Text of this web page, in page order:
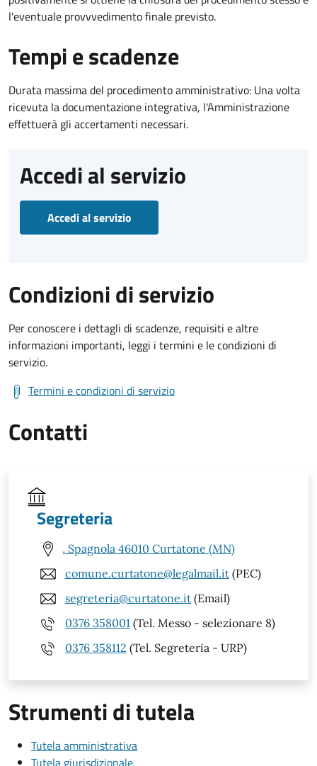
l'eventuale provvvedimento finale previsto.
Tempi e scadenze
Durata massima del procedimento amministrativo: Una volta
ricevuta la documentazione integrativa, l'Amministrazione
effettuerà gli accertamenti necessari.
Accedi al servizio
Accedi al servizio
Condizioni di servizio
Per conoscere i dettagli di scadenze, requisiti e altre
informazioni importanti, leggi i termini e le condizioni di
servizio.
Termini e condizioni di servizio
Contatti
Segreteria
, Spagnola 46010 Curtatone (MN)
comune.curtatone@legalmail.it (PEC)
segreteria@curtatone.it (Email)
0376 358001 (Tel. Messo - selezionare 8)
0376 358112 (Tel. Segreteria - URP)
Strumenti di tutela
Tutela amministrativa
Tutela giurisdizionale